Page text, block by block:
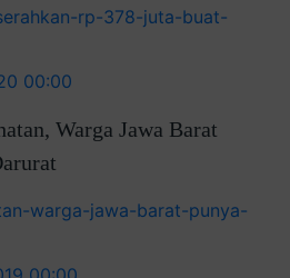
rp-378-juta-buat-
00:00
Warga Jawa Barat
warga-jawa-barat-punya-